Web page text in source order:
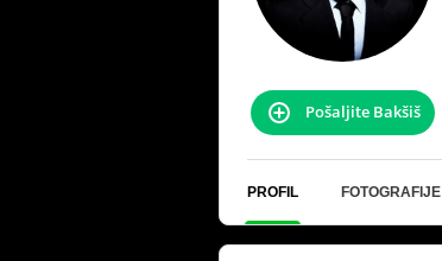
Pošaljite Bakšiš
PROFIL FOTOGRAFIJE